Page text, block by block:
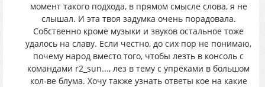
момент такого подхода, в прямом смысле слова, я не
слышал. И эта твоя задумка очень порадовала.
Собственно кроме музыки и звуков остальное тоже
удалось на славу. Если честно, до сих пор не понимаю,
почему народ вместо того, чтобы лезть в консоль с
командами r2_sun..., лез в тему с упрёками в большом
кол-ве блума. Хочу также узнать ответы кое на какие